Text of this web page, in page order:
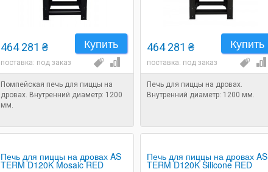
Купить
464 281 ₴
поставка: под заказ
Помпейская печь для пиццы на
дровах. Внутренний диаметр: 1200
мм.
Купить
464 281 ₴
поставка: под заказ
Печь для пиццы на дровах.
Внутренний диаметр: 1200 мм.
Печь для пиццы на дровах AS
TERM D120K Mosaic RED
Печь для пиццы на дровах AS
TERM D120K Silicone RED